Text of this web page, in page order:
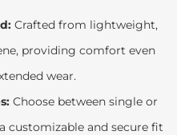
Crafted from lightweight,
providing comfort even
wear.
Choose between single or
customizable and secure fit